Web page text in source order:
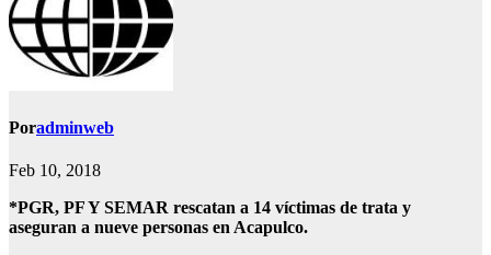
Poradminweb
Feb 10, 2018
*PGR, PF Y SEMAR rescatan a 14 víctimas de trata y
aseguran a nueve personas en Acapulco.